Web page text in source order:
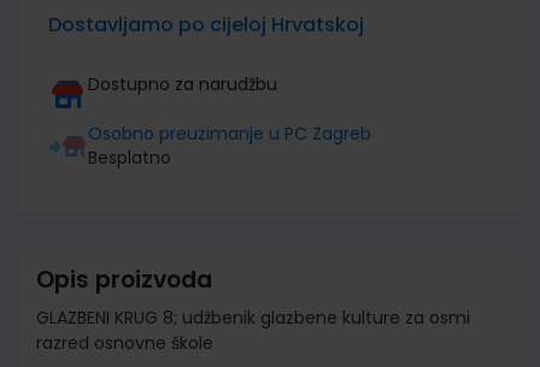
Dostavljamo po cijeloj Hrvatskoj
Dostupno za narudžbu
Osobno preuzimanje u PC Zagreb
Besplatno
Opis proizvoda
GLAZBENI KRUG 8; udžbenik glazbene kulture za osmi
razred osnovne škole